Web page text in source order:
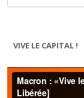
VIVE LE CAPITAL !
Lecteur
vidéo